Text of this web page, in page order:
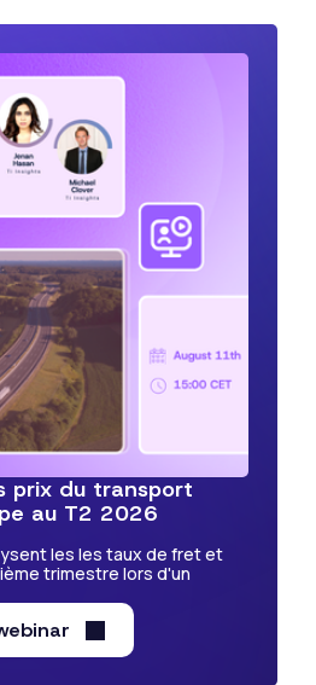
prix du transport
au T2 2026
les les taux de fret et
trimestre lors d'un